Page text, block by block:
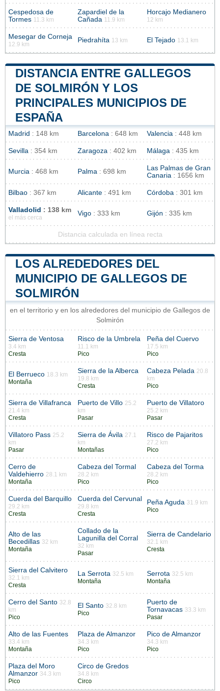
Cespedosa de
Tormes 11.3 km
Zapardiel de la
Cañada 11.9 km
Horcajo Medianero
12 km
Mesegar de Corneja
12.9 km
Piedrahíta 13 km El Tejado 13.1 km
DISTANCIA ENTRE GALLEGOS
DE SOLMIRÓN Y LOS
PRINCIPALES MUNICIPIOS DE
ESPAÑA
Madrid : 148 km Barcelona : 648 km Valencia : 448 km
Sevilla : 354 km Zaragoza : 402 km Málaga : 435 km
Murcia : 468 km Palma : 698 km
Las Palmas de Gran
Canaria : 1656 km
Bilbao : 367 km Alicante : 491 km Córdoba : 301 km
Valladolid : 138 km
el más cerca
Vigo : 333 km Gijón : 335 km
Distancia calculada en línea recta
LOS ALREDEDORES DEL
MUNICIPIO DE GALLEGOS DE
SOLMIRÓN
en el territorio y en los alrededores del municipio de Gallegos de
Solmirón
Sierra de Ventosa
3.4 km
Cresta
Risco de la Umbrela
11.1 km
Pico
Peña del Cuervo
17.5 km
Pico
El Berrueco 18.3 km
Montaña
Sierra de la Alberca
19.8 km
Cresta
Cabeza Pelada 20.8
km
Pico
Sierra de Villafranca
21.4 km
Cresta
Puerto de Villo 25.2
km
Pasar
Puerto de Villatoro
25.2 km
Pasar
Villatoro Pass 25.2
km
Pasar
Sierra de Ávila 27.1
km
Montañas
Risco de Pajaritos
27.2 km
Pico
Cerro de
Valdehierro 28.1 km
Montaña
Cabeza del Tormal
28.2 km
Pico
Cabeza del Torma
28.2 km
Pico
Cuerda del Barquillo
29.2 km
Cresta
Cuerda del Cervunal
29.8 km
Cresta
Peña Aguda 31.9 km
Pico
Alto de las
Becedillas 32 km
Montaña
Collado de la
Lagunilla del Corral
32 km
Pasar
Sierra de Candelario
32.1 km
Cresta
Sierra del Calvitero
32.1 km
Cresta
La Serrota 32.5 km
Montaña
Serrota 32.5 km
Montaña
Cerro del Santo 32.8
km
Pico
El Santo 32.8 km
Pico
Puerto de
Tornavacas 33.3 km
Pasar
Alto de las Fuentes
33.4 km
Montaña
Plaza de Almanzor
34.3 km
Pico
Pico de Almanzor
34.3 km
Pico
Plaza del Moro
Almanzor 34.3 km
Pico
Circo de Gredos
34.8 km
Circo